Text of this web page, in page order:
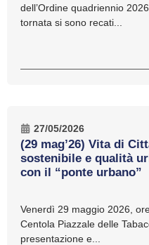
dell’Ordine quadriennio
tornata si sono recati...
27/05/2026
(29 mag’26) Vita di
sostenibile e qualità
con il “ponte urbano”
Venerdì 29 maggio 2026,
Centola Piazzale delle
presentazione e...